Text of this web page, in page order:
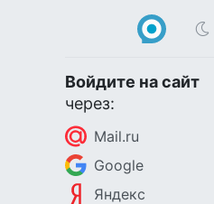
Войдите на сайт
через:
Mail.ru
Google
Яндекс